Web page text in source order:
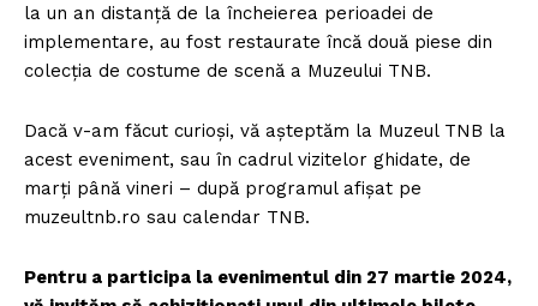
la un an distanță de la încheierea perioadei de
implementare, au fost restaurate încă două piese din
colecția de costume de scenă a Muzeului TNB.
Dacă v-am făcut curioşi, vă așteptăm la Muzeul TNB la
acest eveniment, sau în cadrul vizitelor ghidate, de
marți până vineri – după programul afișat pe
muzeultnb.ro sau calendar TNB.
Pentru a participa la evenimentul din 27 martie 2024,